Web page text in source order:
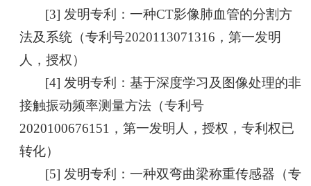
[3] 发明专利：一种CT影像肺血管的分割方
法及系统（专利号2020113071316，第一发明
人，授权）
[4] 发明专利：基于深度学习及图像处理的非
接触振动频率测量方法（专利号
2020100676151，第一发明人，授权，专利权已
转化）
[5] 发明专利：一种双弯曲梁称重传感器（专